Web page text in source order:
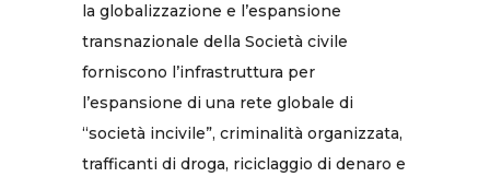
la globalizzazione e l’espansione
transnazionale della Società civile
forniscono l’infrastruttura per
l’espansione di una rete globale di
“società incivile”, criminalità organizzata,
trafficanti di droga, riciclaggio di denaro e